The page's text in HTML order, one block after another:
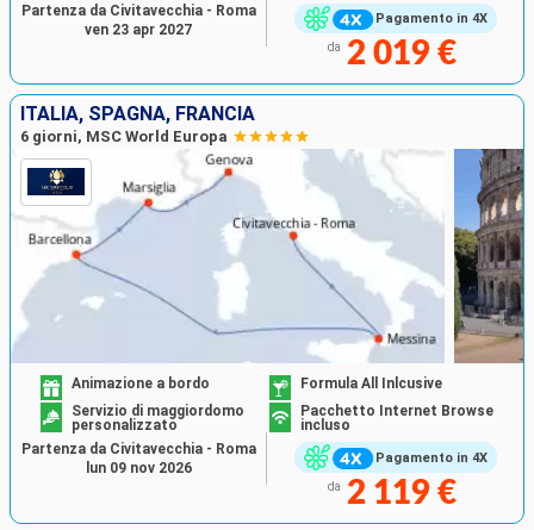
Pagamento in 4X
da 2 019 €
Partenza da Civitavecchia - Roma
ven 23 apr 2027
ITALIA, SPAGNA, FRANCIA
6 giorni, MSC World Europa
Pagamento in 4X
Animazione a bordo
Formula All Inlcusive
Servizio di maggiordomo
personalizzato
Pacchetto Internet Browse
incluso
da 2 119 €
Partenza da Civitavecchia - Roma
lun 09 nov 2026